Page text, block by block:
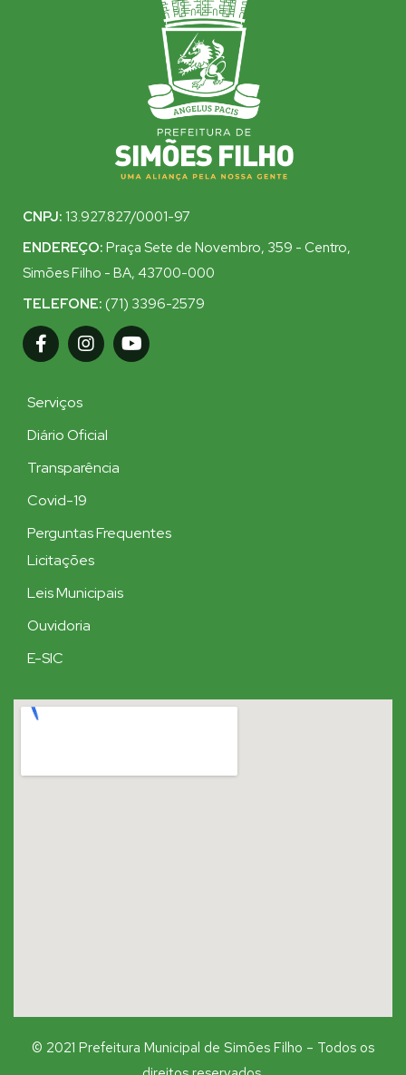
CNPJ: 13.927.827/0001-97
ENDEREÇO: Praça Sete de Novembro, 359 - Centro,
Simões Filho - BA, 43700-000
TELEFONE: (71) 3396-2579
Serviços
Diário Oficial
Transparência
Covid-19
Perguntas Frequentes
Licitações
Leis Municipais
Ouvidoria
E-SIC
© 2021 Prefeitura Municipal de Simões Filho – Todos os